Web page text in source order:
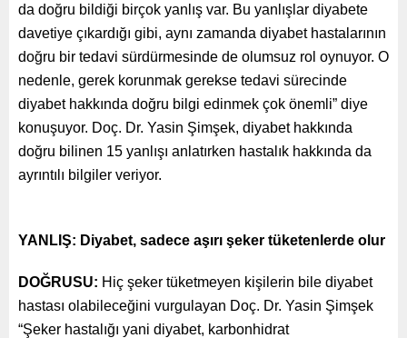
da doğru bildiği birçok yanlış var. Bu yanlışlar diyabete
davetiye çıkardığı gibi, aynı zamanda diyabet hastalarının
doğru bir tedavi sürdürmesinde de olumsuz rol oynuyor. O
nedenle, gerek korunmak gerekse tedavi sürecinde
diyabet hakkında doğru bilgi edinmek çok önemli” diye
konuşuyor. Doç. Dr. Yasin Şimşek, diyabet hakkında
doğru bilinen 15 yanlışı anlatırken hastalık hakkında da
ayrıntılı bilgiler veriyor.
YANLIŞ: Diyabet, sadece aşırı şeker tüketenlerde olur
DOĞRUSU: Hiç şeker tüketmeyen kişilerin bile diyabet
hastası olabileceğini vurgulayan Doç. Dr. Yasin Şimşek
“Şeker hastalığı yani diyabet, karbonhidrat